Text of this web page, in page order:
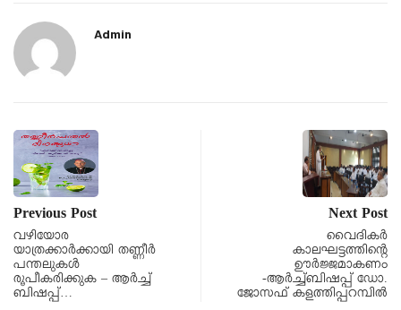
Admin
Previous Post
വഴിയോര
യാത്രക്കാര്‍ക്കായി തണ്ണീര്‍
പന്തലുകള്‍
രൂപീകരിക്കുക – ആര്‍ച്ച്
ബിഷപ്പ്…
Next Post
വൈദികർ
കാലഘട്ടത്തിൻ്റെ
ഊർജ്ജമാകണം
-ആർച്ച്ബിഷപ്പ് ഡോ.
ജോസഫ് കളത്തിപ്പറമ്പിൽ